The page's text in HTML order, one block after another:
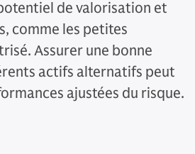
de valorisation et
comme les petites
Assurer une bonne
actifs alternatifs peut
ajustées du risque.